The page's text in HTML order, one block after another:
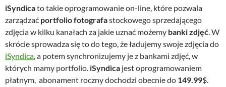
iSyndicato takie oprogramowanie on-line, które pozwala
zarządzać portfolio fotografastockowego sprzedającego
zdjęcia w kilku kanałach za jakie uznać możemy banki zdjęć. W
skrócie sprowadza się to do tego, że ładujemy swoje zdjęcia do
iSyndica, a potem synchronizujemy je z bankami zdjęć, w
których mamy portfolio. iSyndica jest oprogramowaniem
płatnym, abonament roczny dochodzi obecnie do 149.99$.